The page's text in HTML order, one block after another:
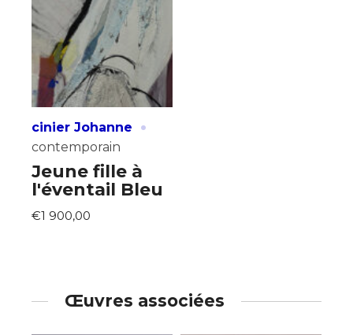
cinier Johanne ·
contemporain
Jeune fille à
l'éventail Bleu
€1 900,00
Œuvres associées